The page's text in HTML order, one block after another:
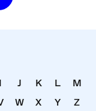
I J K L
M
W X Y
Z